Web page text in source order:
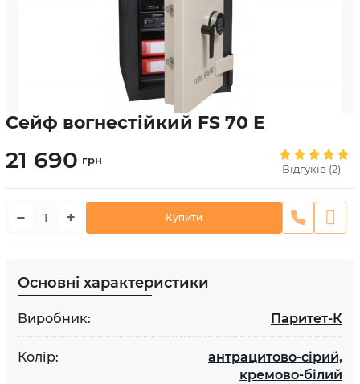
Сейф вогнестійкий FS 70 E
21 690 грн
Відгуків (2)
− + Купити
Основні характеристики
Виробник: Паритет-К
Колір:
антрацитово-сірий,
кремово-білий